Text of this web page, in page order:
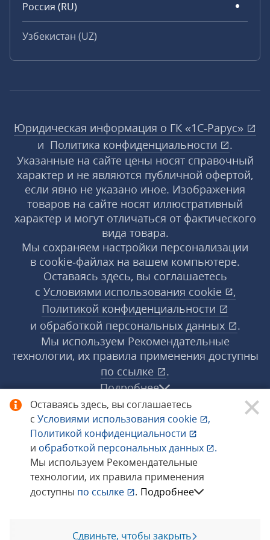
Оставаясь здесь, вы соглашаетесь
с Условиями использования cookie
,
Политикой конфиденциальности
и обработкой персональных данных
.
Мы используем Рекомендательные
технологии, их правила применения
доступны по ссылке . Подробнее
Сдвиньте, чтобы закрыть
Россия (RU)
Узбекистан (UZ)
Юридическая информация о ГК «1С‑Рарус»
и Политика конфиденциальности
.
Указанные на сайте цены носят справочный
характер и не являются публичной офертой,
если явно не указано иное. Изображения
товаров на сайте носят иллюстративный
характер и могут отличаться от фактического
вида товара.
Мы сохраняем настройки персонализации
в cookie‑файлах на вашем компьютере.
Оставаясь здесь, вы соглашаетесь
с Условиями использования cookie
,
Политикой конфиденциальности
и обработкой персональных данных
.
Мы используем Рекомендательные
технологии, их правила применения доступны
по ссылке
.
Подробнее
© 1998−2026 «1С‑Рарус» ®. Все права
защищены.
Сообщить об ошибке
Позвоните мне